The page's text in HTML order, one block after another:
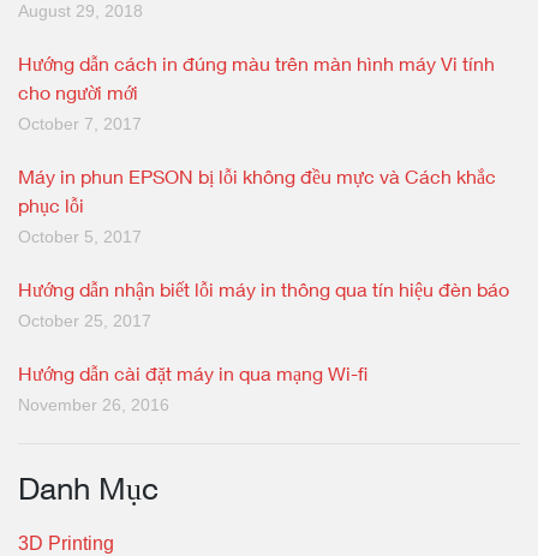
August 29, 2018
Hướng dẫn cách in đúng màu trên màn hình máy Vi tính
cho người mới
October 7, 2017
Máy in phun EPSON bị lỗi không đều mực và Cách khắc
phục lỗi
October 5, 2017
Hướng dẫn nhận biết lỗi máy in thông qua tín hiệu đèn báo
October 25, 2017
Hướng dẫn cài đặt máy in qua mạng Wi-fi
November 26, 2016
Danh Mục
3D Printing